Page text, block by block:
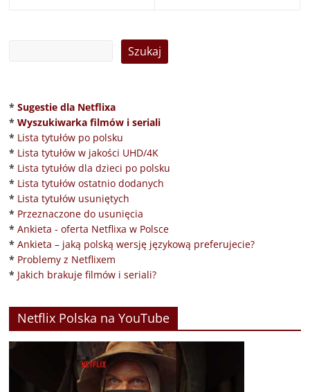
* Sugestie dla Netflixa
* Wyszukiwarka filmów i seriali
* Lista tytułów po polsku
* Lista tytułów w jakości UHD/4K
* Lista tytułów dla dzieci po polsku
* Lista tytułów ostatnio dodanych
* Lista tytułów usuniętych
* Przeznaczone do usunięcia
* Ankieta - oferta Netflixa w Polsce
* Ankieta – jaką polską wersję językową preferujecie?
* Problemy z Netflixem
* Jakich brakuje filmów i seriali?
Netflix Polska na YouTube